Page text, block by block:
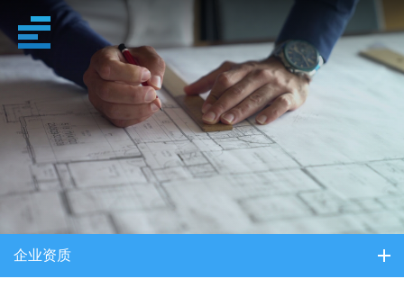
关于我们
企业资质